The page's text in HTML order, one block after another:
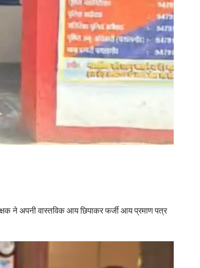
ने अपनी वास्तविक आय छिपाकर फर्जी आय प्रमाण पत्र